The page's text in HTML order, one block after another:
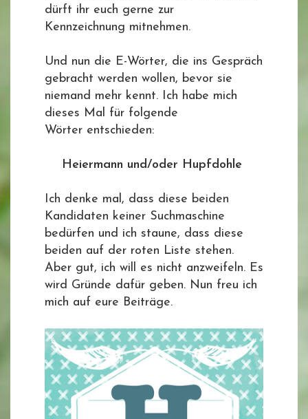
dürft ihr euch gerne zur
Kennzeichnung mitnehmen.
Und nun die E-Wörter, die ins Gespräch
gebracht werden wollen, bevor sie
niemand mehr kennt. Ich habe mich
dieses Mal für folgende
Wörter entschieden:
Heiermann und/oder Hupfdohle
Ich denke mal, dass diese beiden
Kandidaten keiner Suchmaschine
bedürfen und ich staune, dass diese
beiden auf der roten Liste stehen.
Aber gut, ich will es nicht anzweifeln. Es
wird Gründe dafür geben. Nun freu ich
mich auf eure Beiträge.